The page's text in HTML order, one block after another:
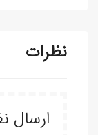
نظرات
ارسال